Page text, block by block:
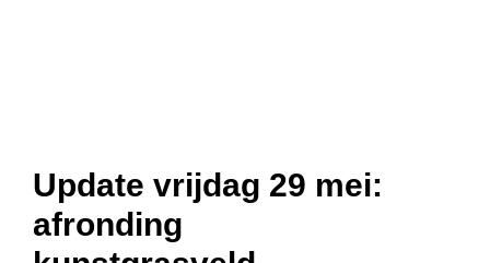
Update vrijdag 29 mei:
afronding